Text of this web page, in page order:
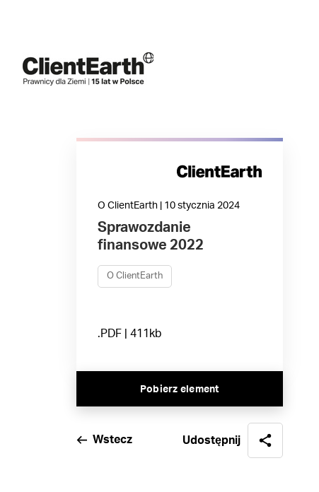
O ClientEarth | 10 stycznia 2024
Sprawozdanie
finansowe 2022
O ClientEarth
.PDF | 411kb
Pobierz element
Wstecz Udostępnij